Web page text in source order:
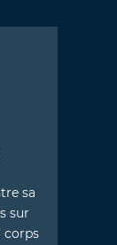
sa
sur
corps